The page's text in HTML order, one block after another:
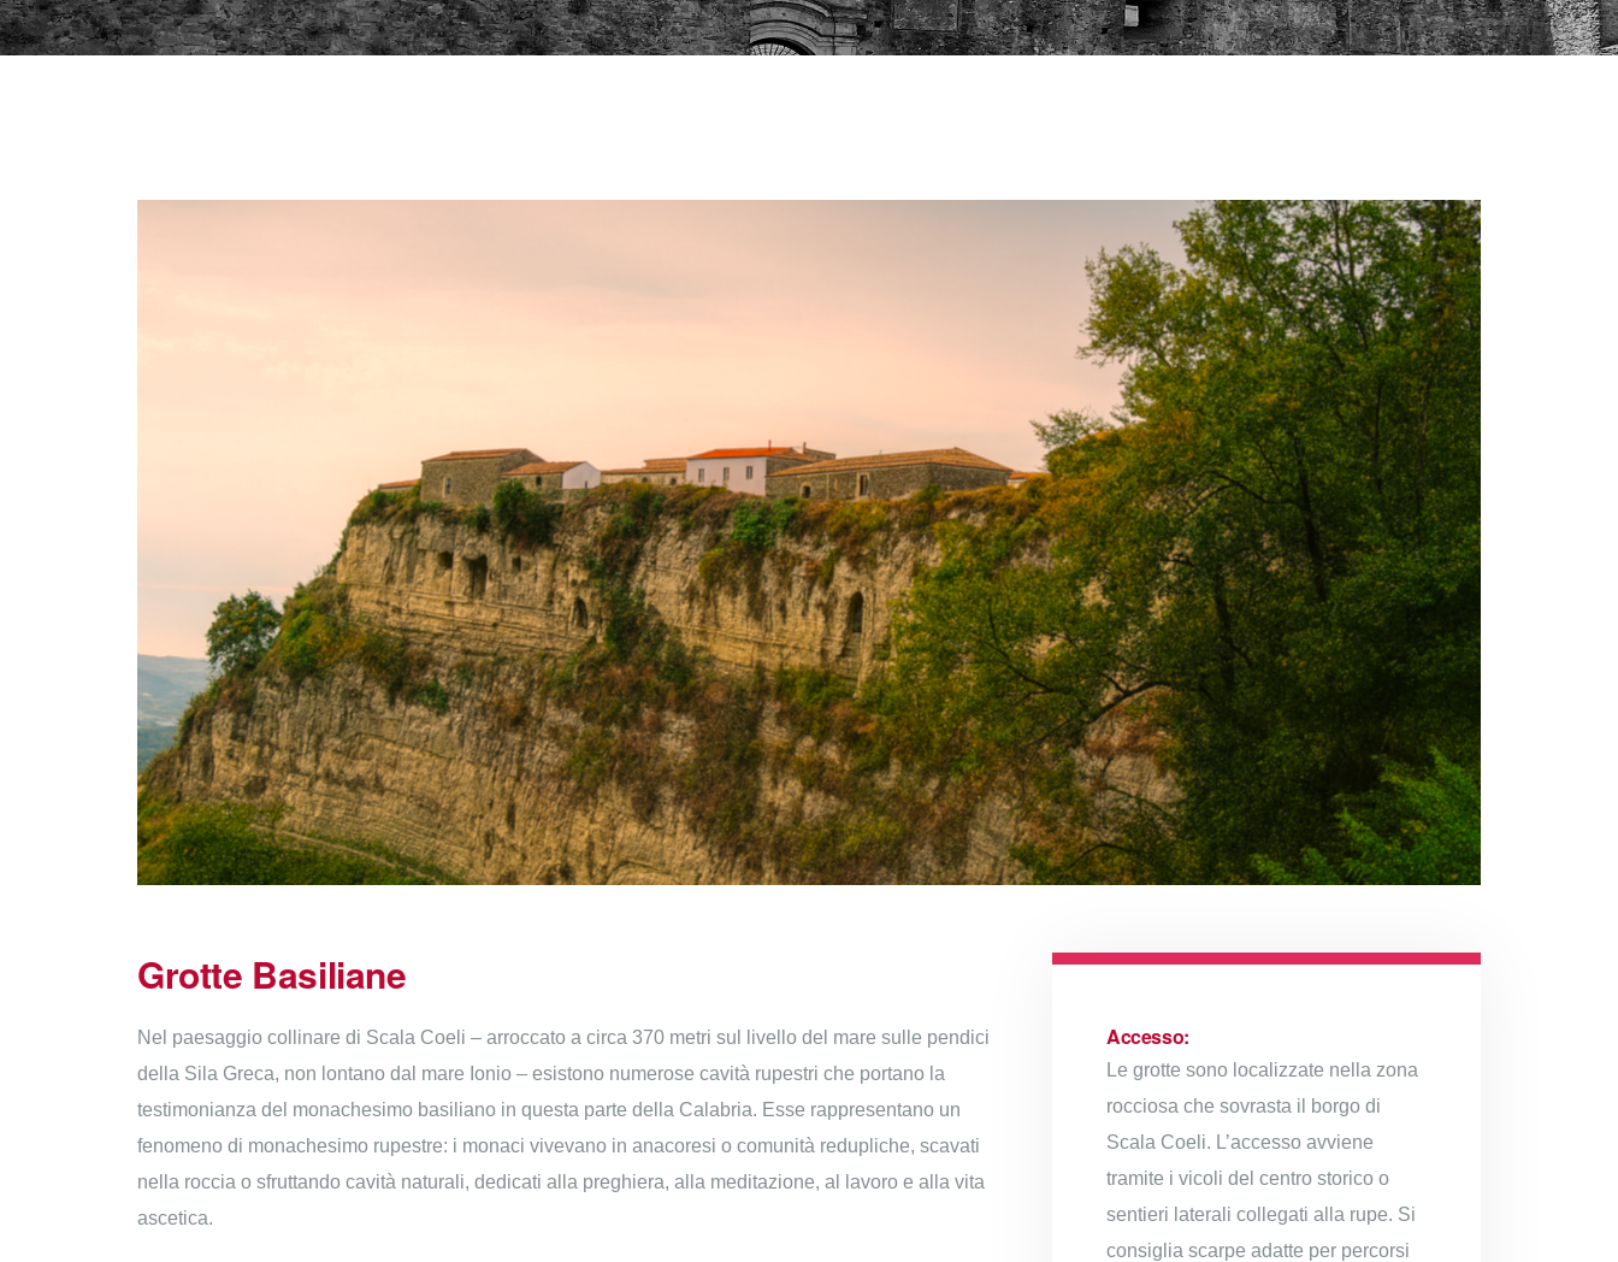
Grotte Basiliane
Nel paesaggio collinare di Scala Coeli – arroccato a circa 370 metri sul livello del mare sulle pendici
della Sila Greca, non lontano dal mare Ionio – esistono numerose cavità rupestri che portano la
testimonianza del monachesimo basiliano in questa parte della Calabria. Esse rappresentano un
fenomeno di monachesimo rupestre: i monaci vivevano in anacoresi o comunità redupliche, scavati
nella roccia o sfruttando cavità naturali, dedicati alla preghiera, alla meditazione, al lavoro e alla vita
ascetica.
Accesso:
Le grotte sono localizzate nella zona
rocciosa che sovrasta il borgo di
Scala Coeli. L’accesso avviene
tramite i vicoli del centro storico o
sentieri laterali collegati alla rupe. Si
consiglia scarpe adatte per percorsi